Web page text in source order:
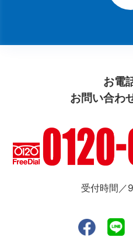
お電
お問い合わ
受付時間／